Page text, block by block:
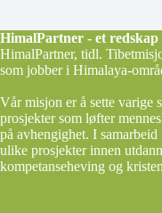
HimalPartner - et
HimalPartner, tidl.
som jobber i Himalaya-
Vår misjon er å sette varige
prosjekter som løfter
på avhengighet. I
ulike prosjekter innen
kompetanseheving og